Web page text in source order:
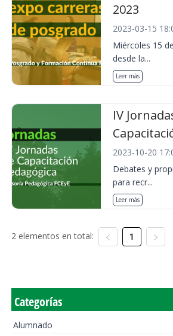
2023
2023-03-15
Miércoles 15
desde la...
Leer más
IV
2023-10-20
Debates y
para recr...
Leer más
2 elementos en total: 1
Categorías
Alumnado